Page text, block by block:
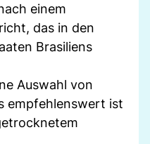
einem
das in den
Brasiliens
Auswahl von
empfehlenswert ist